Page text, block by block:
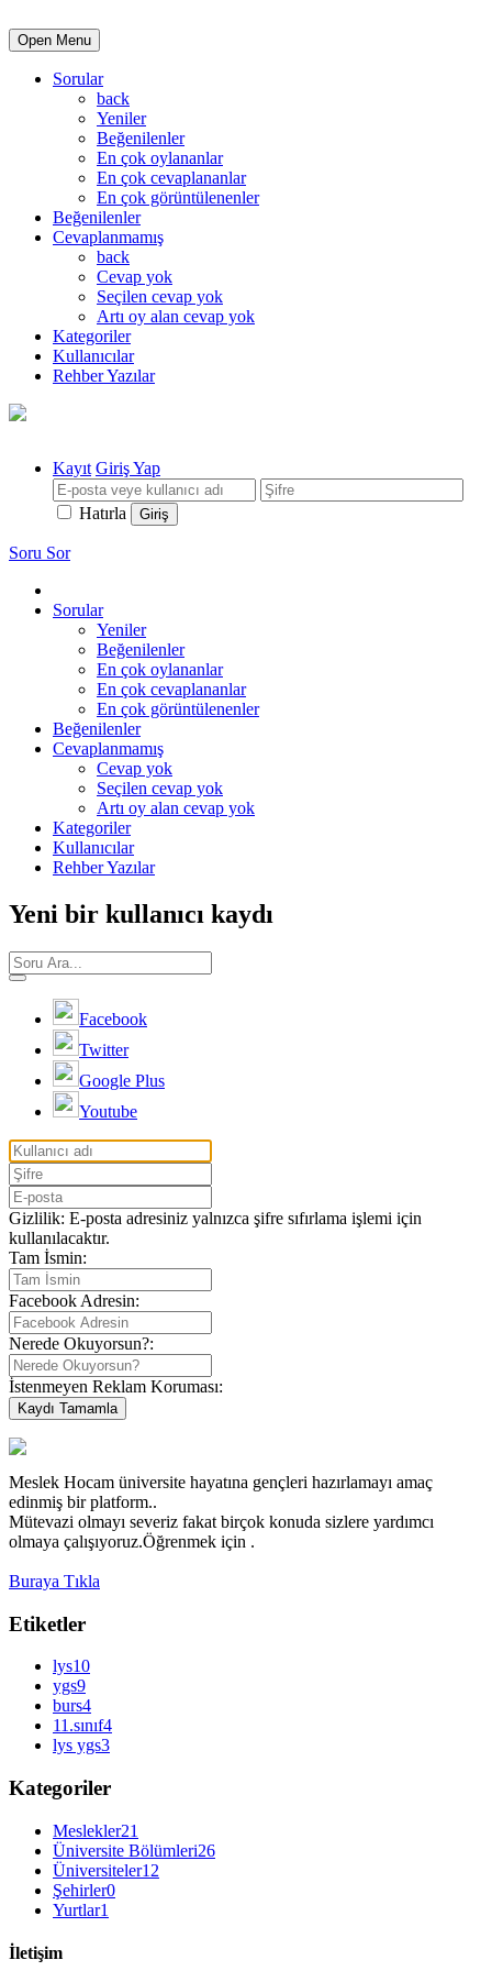
Open Menu
Sorular
back
Yeniler
Beğenilenler
En çok oylananlar
En çok cevaplananlar
En çok görüntülenenler
Beğenilenler
Cevaplanmamış
back
Cevap yok
Seçilen cevap yok
Artı oy alan cevap yok
Kategoriler
Kullanıcılar
Rehber Yazılar
Kayıt Giriş Yap
Hatırla
Soru Sor
Sorular
Yeniler
Beğenilenler
En çok oylananlar
En çok cevaplananlar
En çok görüntülenenler
Beğenilenler
Cevaplanmamış
Cevap yok
Seçilen cevap yok
Artı oy alan cevap yok
Kategoriler
Kullanıcılar
Rehber Yazılar
Yeni bir kullanıcı kaydı
Facebook
Twitter
Google Plus
Youtube
Gizlilik: E-posta adresiniz yalnızca şifre sıfırlama işlemi için
kullanılacaktır.
Tam İsmin:
Facebook Adresin:
Nerede Okuyorsun?:
İstenmeyen Reklam Koruması:
Meslek Hocam üniversite hayatına gençleri hazırlamayı amaç
edinmiş bir platform..
Mütevazi olmayı severiz fakat birçok konuda sizlere yardımcı
olmaya çalışıyoruz.Öğrenmek için .
Buraya Tıkla
Etiketler
lys10
ygs9
burs4
11.sınıf4
lys ygs3
Kategoriler
Meslekler21
Üniversite Bölümleri26
Üniversiteler12
Şehirler0
Yurtlar1
İletişim